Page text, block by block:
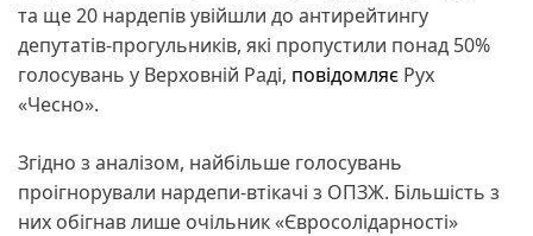
та ще 20 нардепів увійшли до антирейтингу
депутатів-прогульників, які пропустили понад 50%
голосувань у Верховній Раді, повідомляє Рух
«Чесно».
Згідно з аналізом, найбільше голосувань
проігнорували нардепи-втікачі з ОПЗЖ. Більшість з
них обігнав лише очільник «Євросолідарності»